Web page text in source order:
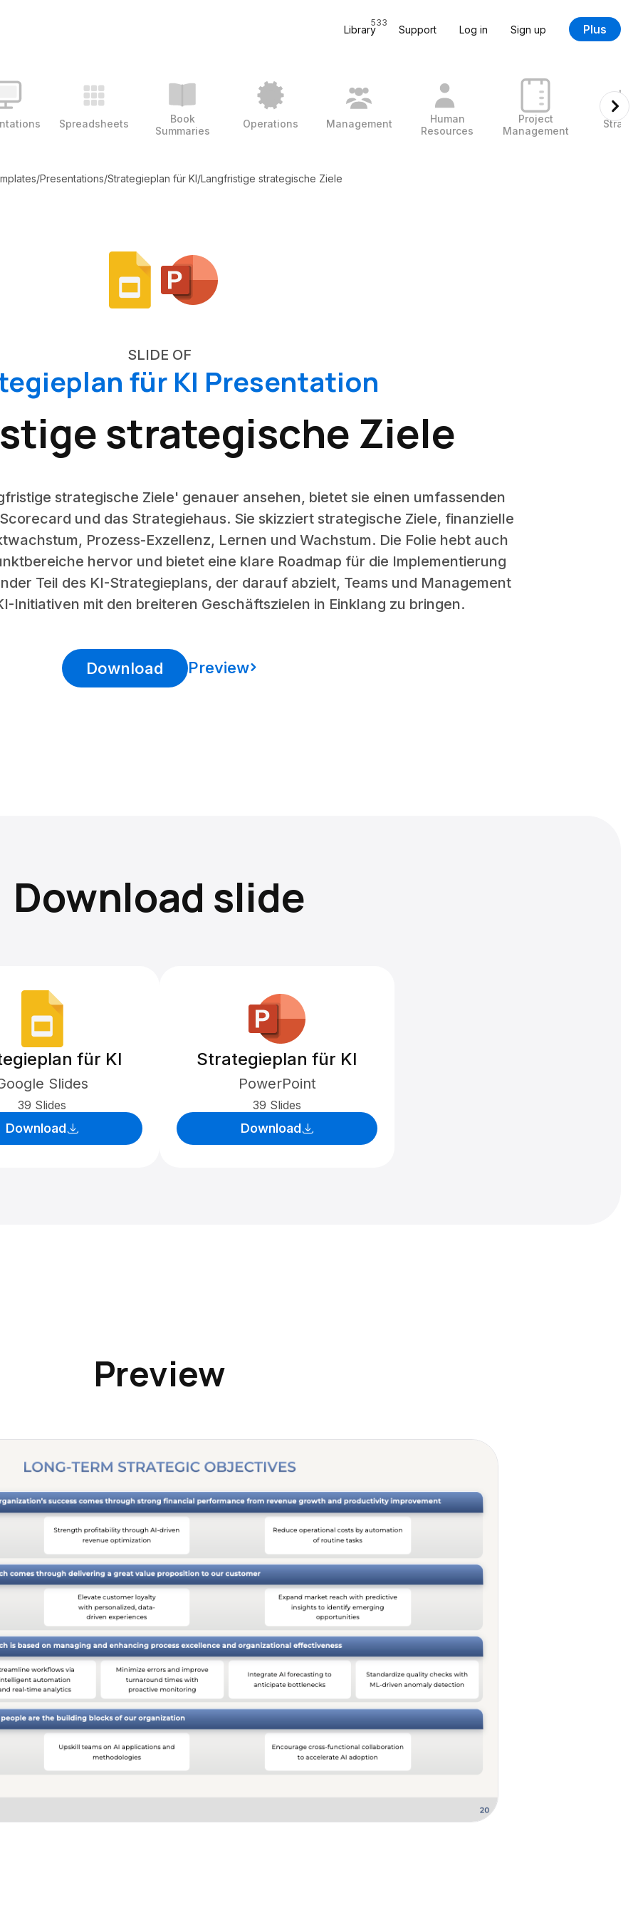
Library
533
Support Log in Sign up Plus
Spreadsheets
Book
Summaries
Operations Management
Human
Resources
Project
Management
/Presentations/Strategieplan für KI/Langfristige strategische Ziele
SLIDE OF
für KI Presentation
strategische Ziele
strategische Ziele' genauer ansehen, bietet sie einen umfassenden
und das Strategiehaus. Sie skizziert strategische Ziele, finanzielle
Prozess-Exzellenz, Lernen und Wachstum. Die Folie hebt auch
hervor und bietet eine klare Roadmap für die Implementierung
Teil des KI-Strategieplans, der darauf abzielt, Teams und Management
Initiativen mit den breiteren Geschäftszielen in Einklang zu bringen.
Download Preview
Download slide
für KI
Slides
39 Slides
Download
Strategieplan für KI
PowerPoint
39 Slides
Download
Preview